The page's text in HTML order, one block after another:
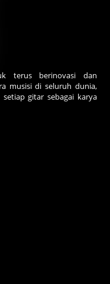
terus berinovasi dan
musisi di seluruh dunia,
gitar sebagai karya